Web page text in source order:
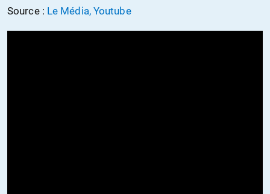
CONTACTER
FAIRE UN
Source : Le Média, Youtube